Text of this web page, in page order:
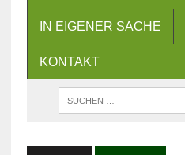
IN EIGENER SACHE
KONTAKT